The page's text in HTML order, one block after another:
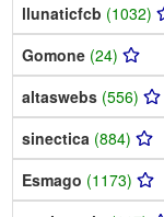
llunaticfcb (1032)
Gomone (24)
altaswebs (556)
sinectica (884)
Esmago (1173)